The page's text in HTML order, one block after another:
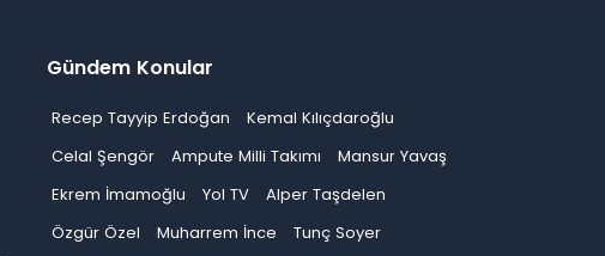
Gündem Konular
Recep Tayyip Erdoğan
Kemal Kılıçdaroğlu
Celal Şengör
Ampute Milli Takımı
Mansur Yavaş
Ekrem İmamoğlu
Yol TV
Alper Taşdelen
Özgür Özel
Muharrem İnce
Tunç Soyer